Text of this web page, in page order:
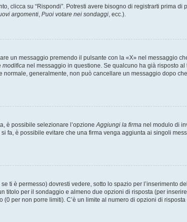
clicca su “Rispondi”. Potresti avere bisogno di registrarti prima di
argomenti Puoi votare nei sondaggi , ecc.).
un messaggio premendo il pulsante con la «X» nel messaggio
modifica nel messaggio in questione. Se qualcuno ha già risposto al
generalmente, non può cancellare un messaggio dopo
è possibile selezionare l’opzione Aggiungi la firma nel modulo di
fa, è possibile evitare che una firma venga aggiunta ai singoli
ti è permesso) dovresti vedere, sotto lo spazio per l’inserimento
per il sondaggio e almeno due opzioni di risposta (per
per non porre limiti). C’è un limite al numero di opzioni di risposta